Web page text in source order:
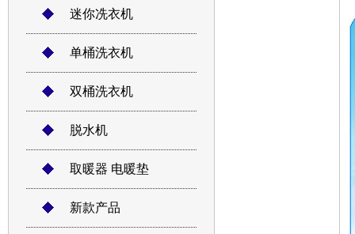
迷你冼衣机
单桶洗衣机
双桶洗衣机
脱水机
取暖器 电暖垫
新款产品